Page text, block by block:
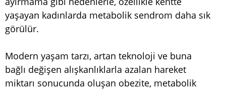
yaşayan kadınlarda metabolik sendrom daha sık
görülür.
Modern yaşam tarzı, artan teknoloji ve buna
bağlı değişen alışkanlıklarla azalan hareket
miktarı sonucunda oluşan obezite, metabolik